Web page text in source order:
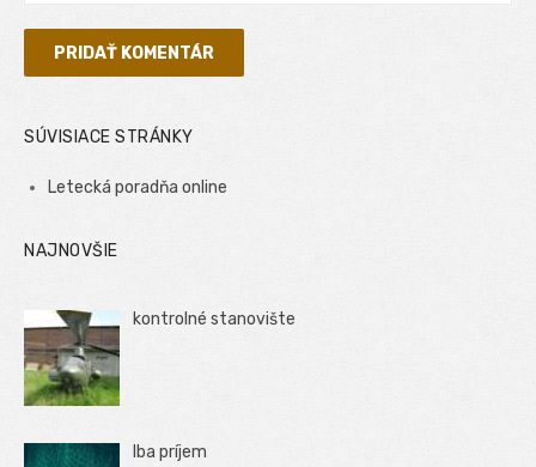
SÚVISIACE STRÁNKY
Letecká poradňa online
NAJNOVŠIE
kontrolné stanovište
Iba príjem